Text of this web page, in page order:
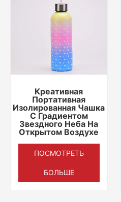
Креативная
Портативная
Изолированная Чашка
С Градиентом
Звездного Неба На
Открытом Воздухе
ПОСМОТРЕТЬ
БОЛЬШЕ